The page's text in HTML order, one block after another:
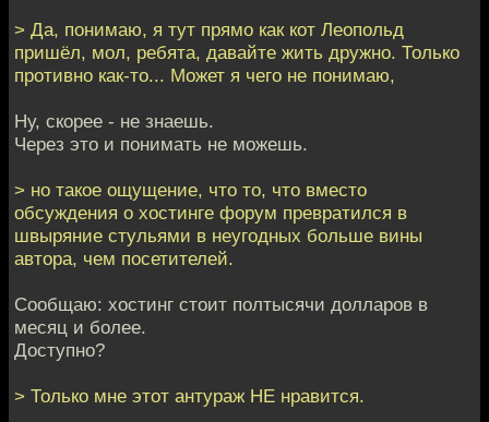
> Да, понимаю, я тут прямо как кот Леопольд
пришёл, мол, ребята, давайте жить дружно. Только
противно как-то... Может я чего не понимаю,
Ну, скорее - не знаешь.
Через это и понимать не можешь.
> но такое ощущение, что то, что вместо
обсуждения о хостинге форум превратился в
швыряние стульями в неугодных больше вины
автора, чем посетителей.
Сообщаю: хостинг стоит полтысячи долларов в
месяц и более.
Доступно?
> Только мне этот антураж НЕ нравится.